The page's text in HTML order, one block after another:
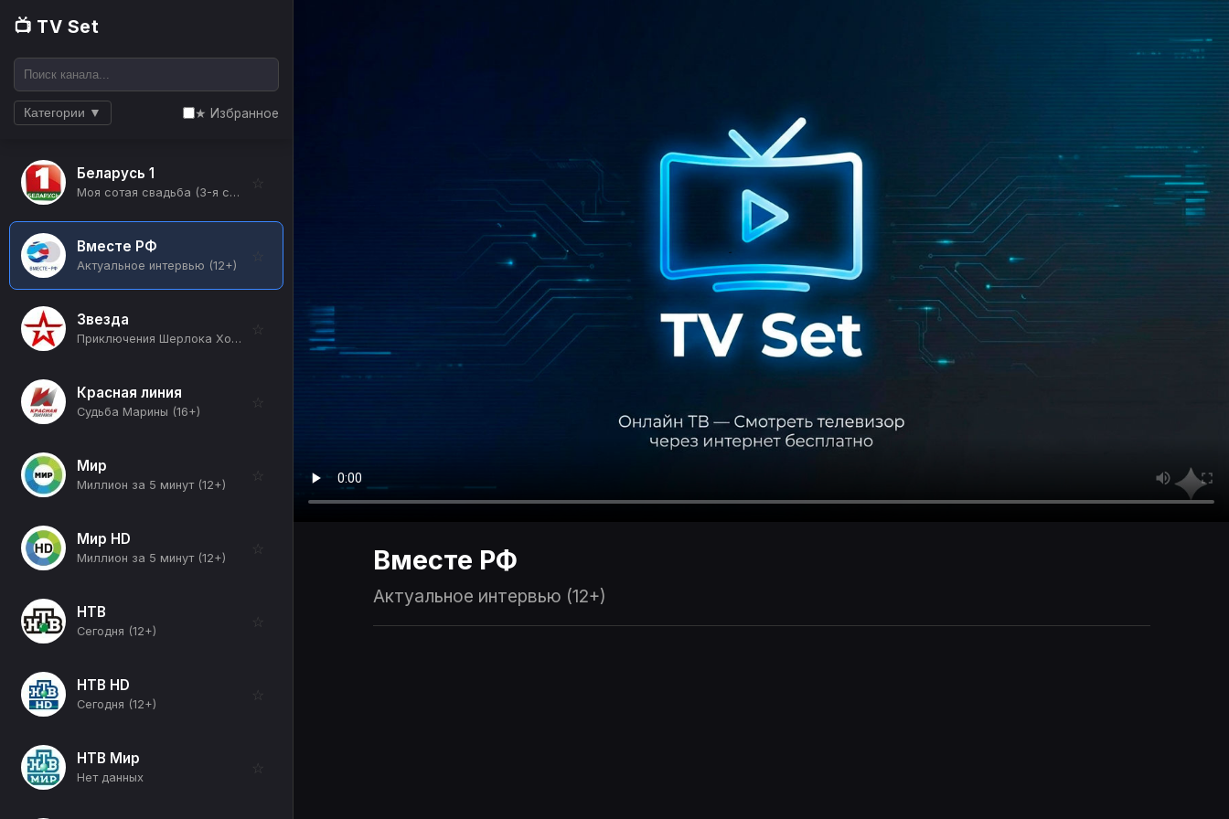
📺 TV Set
Категории ▼ ★ Избранное
Беларусь 1
Моя сотая свадьба (3-я серия) (12+)
☆
Вместе РФ
Актуальное интервью (12+)
Звезда
Приключения Шерлока Холмса и доктора Ватсона (Кровавая надпись) (12+)
☆
Красная линия
Судьба Марины (16+)
☆
Мир
Миллион за 5 минут (12+)
☆
Мир HD
Миллион за 5 минут (12+)
☆
НТВ
Сегодня (12+)
☆
НТВ HD
Сегодня (12+)
☆
НТВ Мир
Нет данных
☆
Вместе РФ
Актуальное интервью (12+)